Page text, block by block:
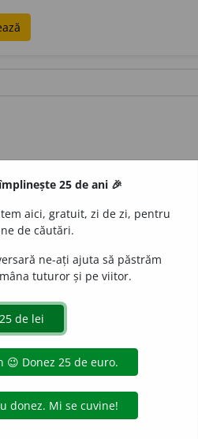
l-a ~.)
(https://dexonline.ro)
orice metode de extragere automată
de date oferite oficial spre utilizare
25 de ani 🎉
aici, gratuit, zi de zi, pentru
de căutări.
ne-ați ajuta să păstrăm
tuturor și pe viitor.